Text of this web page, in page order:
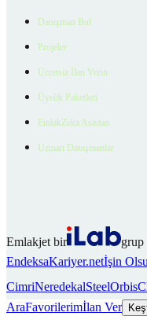
Danışman Bul
Projeler
Ücretsiz İlan Verin
Üyelik Paketleri
EmlakZeka Asistan
Uzman Danışmanlar
Emlakjet bir
grup
EndeksaKariyer.netİşin
CimriNeredekalSteelOrbis
AraFavorilerimİlan Ver